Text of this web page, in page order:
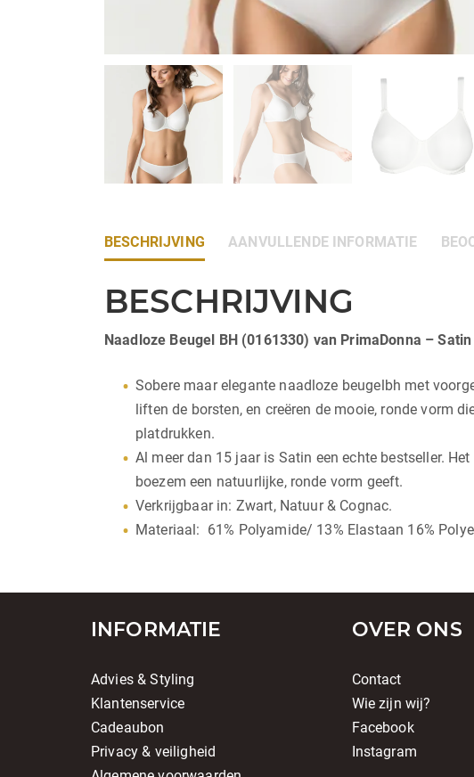
BESCHRIJVING AANVULLENDE INFORMATIE
BESCHRIJVING
Naadloze Beugel BH (0161330) van PrimaDonna – Satin
Sobere maar elegante naadloze beugelbh met
liften de borsten, en creëren de mooie, ronde vorm
platdrukken.
Al meer dan 15 jaar is Satin een echte bestseller.
boezem een natuurlijke, ronde vorm geeft.
Verkrijgbaar in: Zwart, Natuur & Cognac.
Materiaal: 61% Polyamide/ 13% Elastaan 16%
INFORMATIE
Advies & Styling
Klantenservice
Cadeaubon
Privacy & veiligheid
OVER ONS
Contact
Wie zijn wij?
Facebook
Instagram